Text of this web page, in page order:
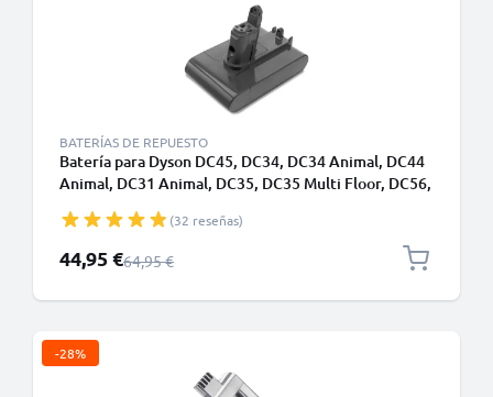
BATERÍAS DE REPUESTO
Batería para Dyson DC45, DC34, DC34 Animal, DC44
Animal, DC31 Animal, DC35, DC35 Multi Floor, DC56,
2500mAh de CELLONIC - Batería con tornillos
(32 reseñas)
Precio especial
44,95 €Precio normal
64,95 €
-28%